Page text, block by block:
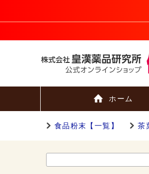
ホーム
食品粉末【一覧】 茶